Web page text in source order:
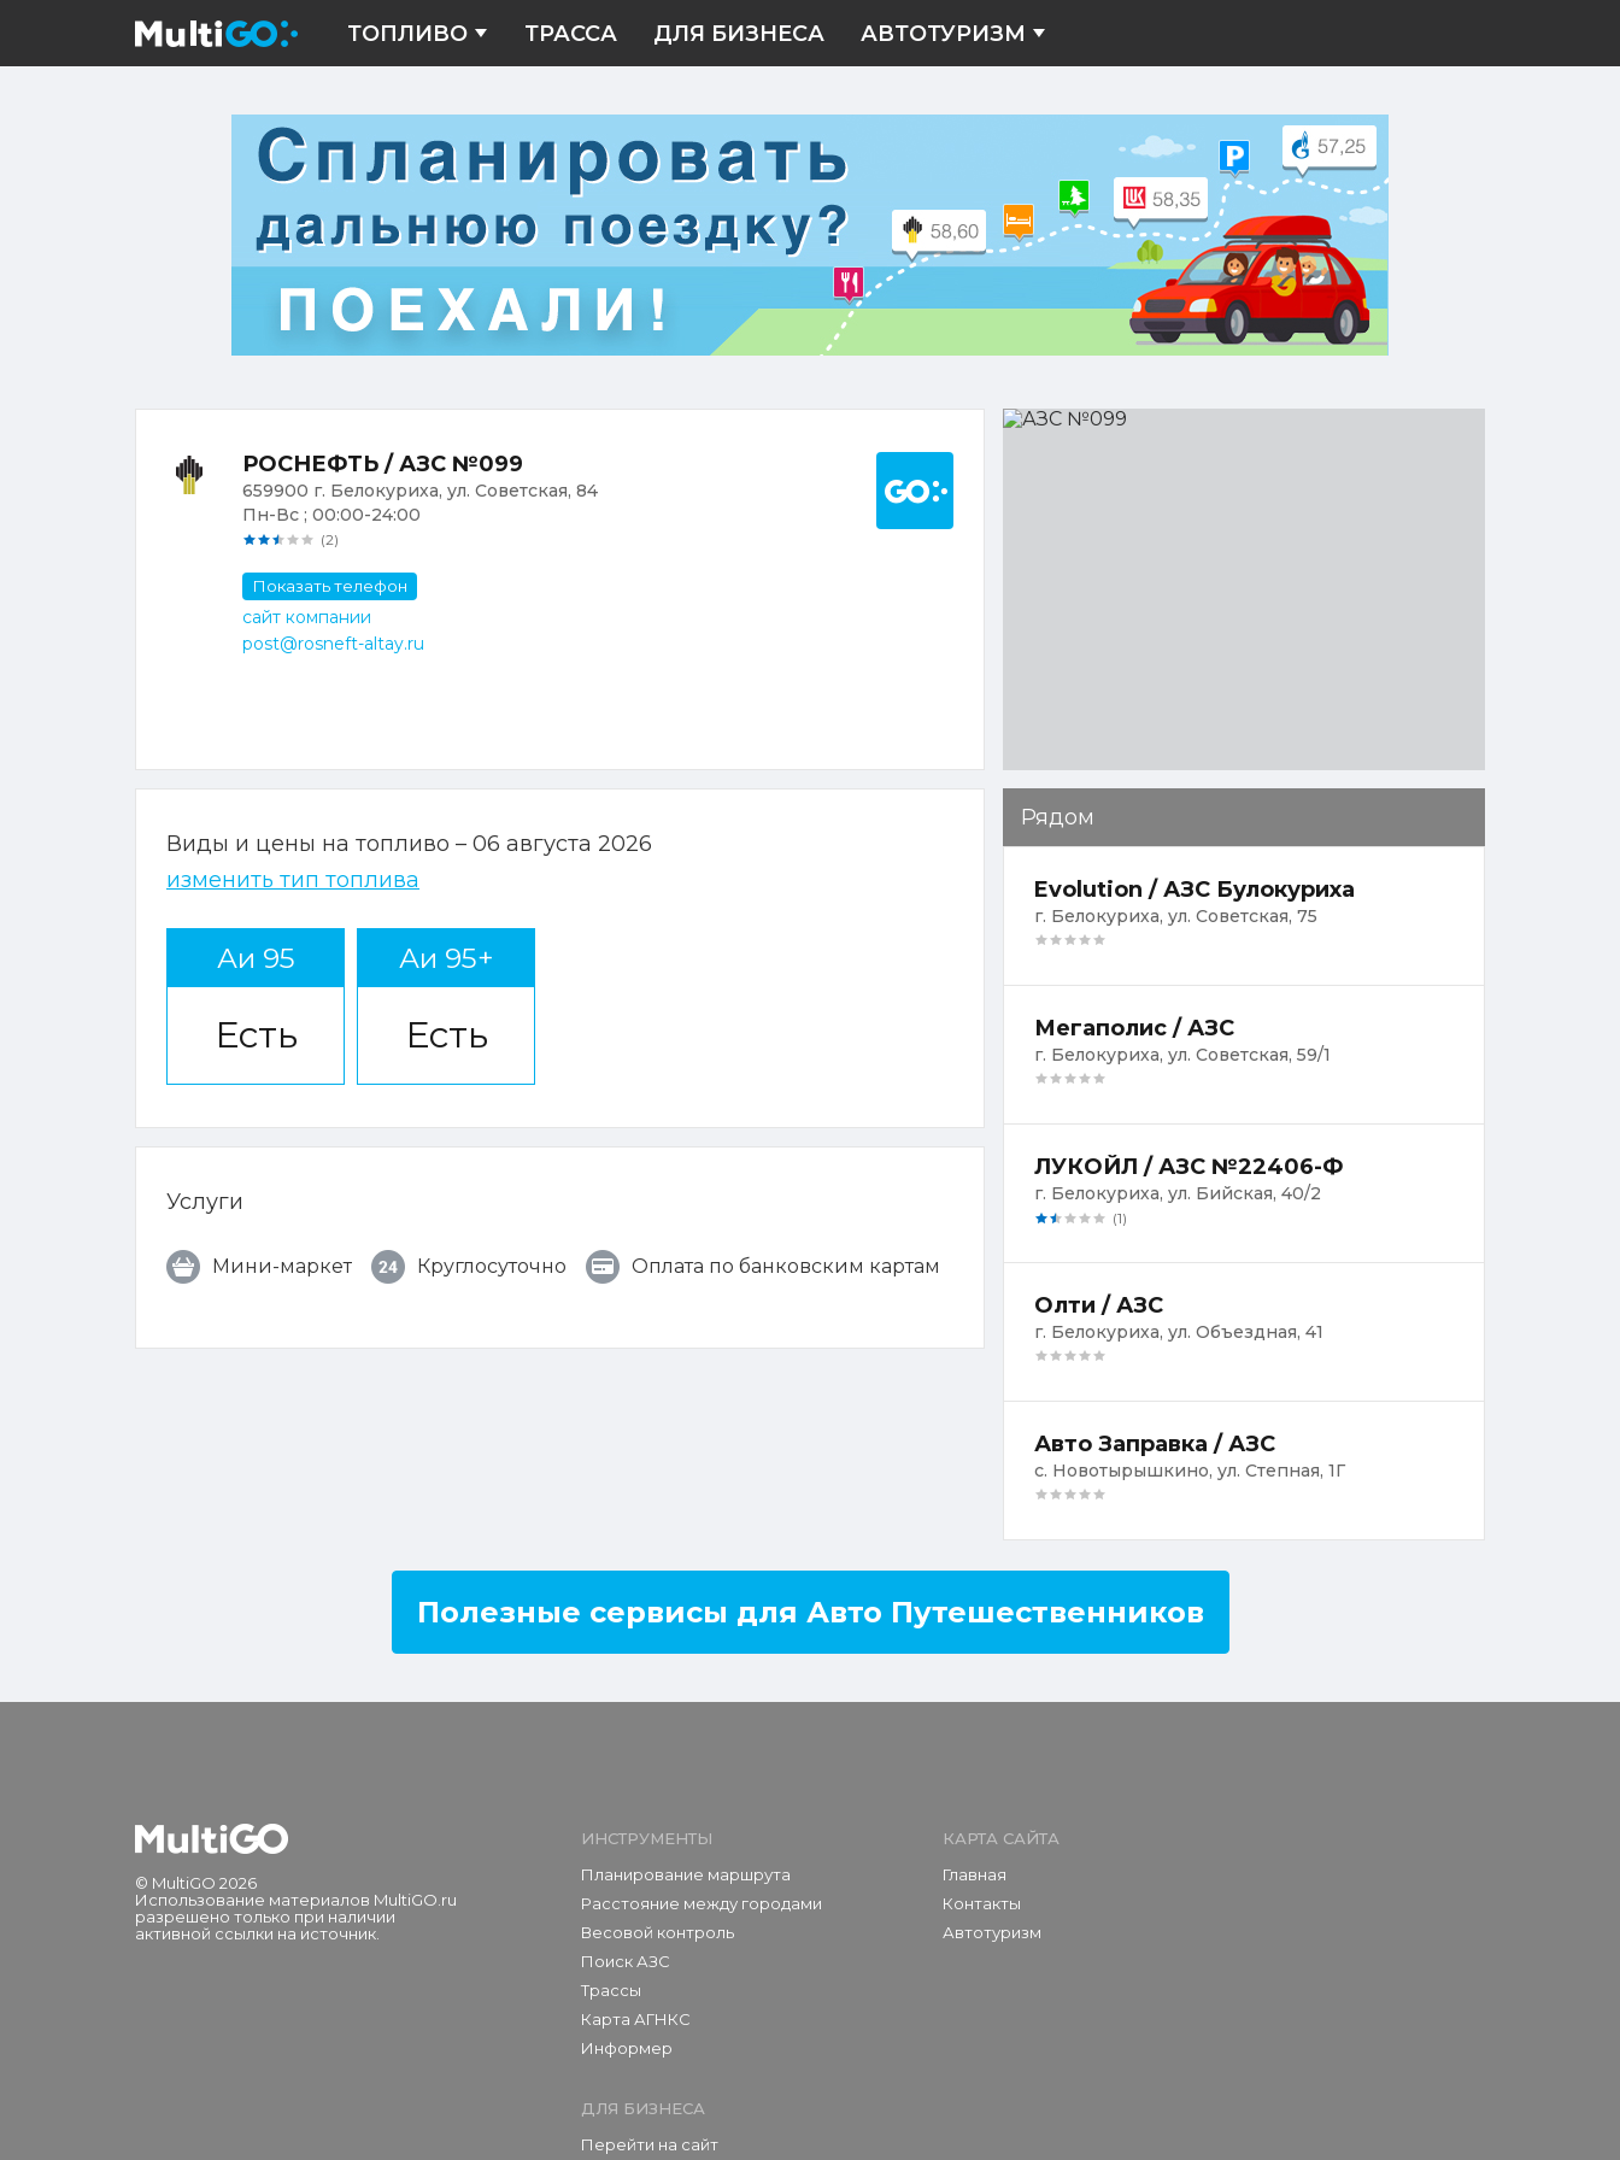
ТОПЛИВО ТРАССА ДЛЯ БИЗНЕСА АВТОТУРИЗМ
РОСНЕФТЬ / АЗС №099
659900 г. Белокуриха, ул. Советская, 84
Пн-Вс ; 00:00-24:00
(2)
Показать телефон
сайт компании
post@rosneft-altay.ru
Построить маршрут на Yandex.
АЗС
Виды и цены на топливо – 06 августа 2026
изменить тип топлива
Аи 95
Есть
Аи 95+
Есть
Услуги
Мини-маркет Круглосуточно Оплата по банковским картам
Рядом
Evolution / АЗС Булокуриха
г. Белокуриха, ул. Советская, 75
Мегаполис / АЗС
г. Белокуриха, ул. Советская, 59/1
ЛУКОЙЛ / АЗС №22406-Ф
г. Белокуриха, ул. Бийская, 40/2
(1)
Олти / АЗС
г. Белокуриха, ул. Объездная, 41
Авто Заправка / АЗС
с. Новотырышкино, ул. Степная, 1Г
Полезные сервисы для Авто Путешественников
© MultiGO 2026
Использование материалов MultiGO.ru
разрешено только при наличии
активной ссылки на источник.
ИНСТРУМЕНТЫ
Планирование маршрута
Расстояние между городами
Весовой контроль
Поиск АЗС
Трассы
Карта АГНКС
Информер
ДЛЯ БИЗНЕСА
Перейти на сайт
КАРТА САЙТА
Главная
Контакты
Автотуризм